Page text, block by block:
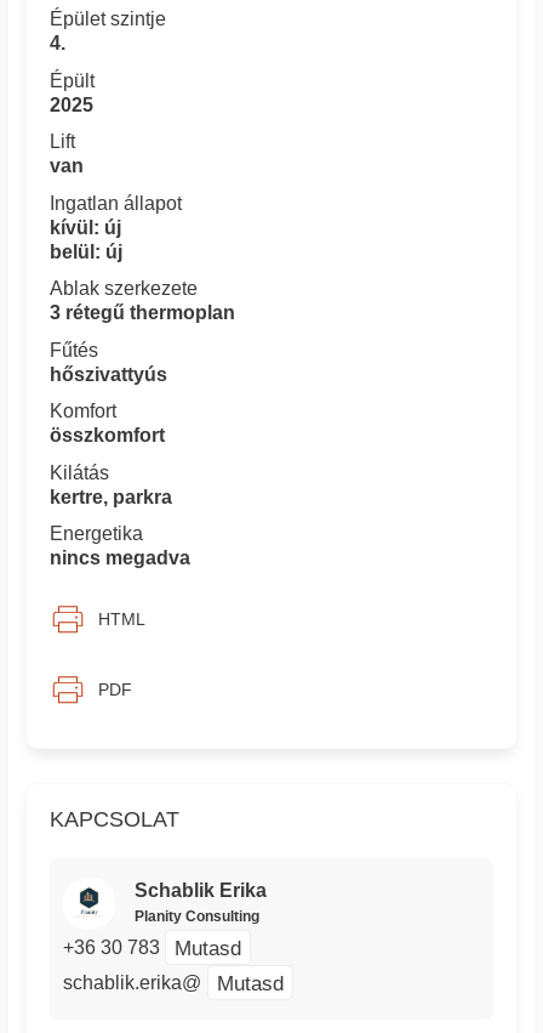
KAPCSOLAT
Schablik Erika
Planity Consulting
+36 30 783 Mutasd
schablik.erika@ Mutasd
Épület szintje
4.
Épült
2025
Lift
van
Ingatlan állapot
kívül: új
belül: új
Ablak szerkezete
3 rétegű thermoplan
Fűtés
hőszivattyús
Komfort
összkomfort
Kilátás
kertre, parkra
Energetika
nincs megadva
HTML
PDF